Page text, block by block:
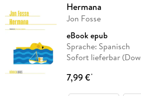
Hermana
Jon Fosse
eBook epub
Sprache: Spanisch
Sofort lieferbar
7,99 €*